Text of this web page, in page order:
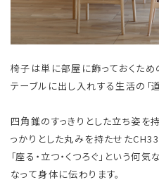
椅子は単に部屋に飾っておくため
テーブルに出し入れする生活の「道
四角錐のすっきりとした立ち姿を
っかりとした丸みを持たせた
「座る・立つ・くつろぐ」という何
なって身体に伝わります。